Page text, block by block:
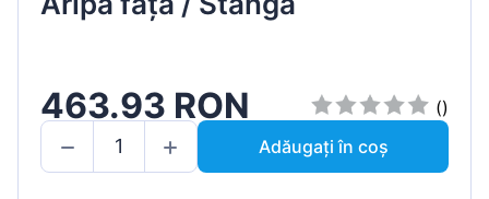
463.93 RON
()
Adăugați în coș